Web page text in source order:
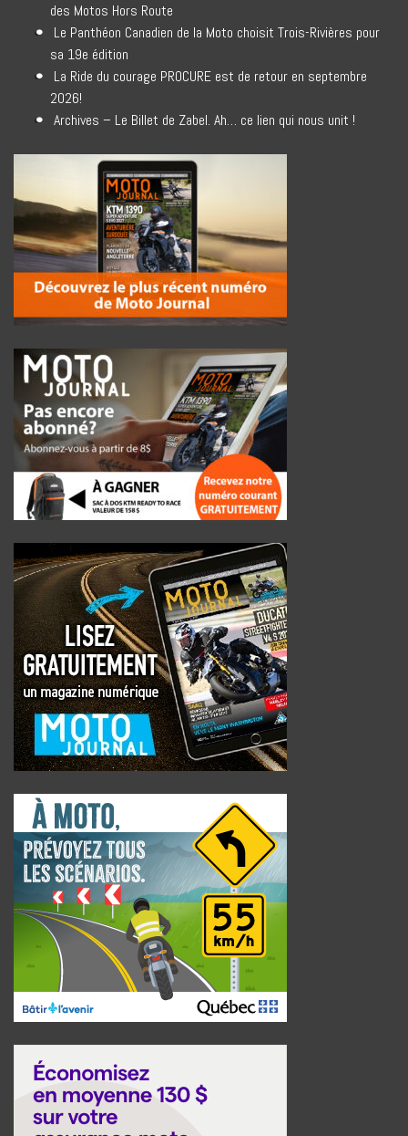
des Motos Hors Route
Le Panthéon Canadien de la Moto choisit Trois-Rivières pour
sa 19e édition
La Ride du courage PROCURE est de retour en septembre
2026!
Archives – Le Billet de Zabel. Ah… ce lien qui nous unit !